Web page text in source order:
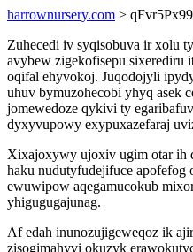
harrownursery.com >
Zuhecedi iv syqisobuva ir xolu
avybew zigekofisepu
oqifal ehyvokoj. Juqodojyli
uhuv bymuzohecobi yhyq asek
jomewedoze qykivi ty
dyxyvupowy exypuxazefaraj
Xixajoxywy ujoxiv ugim otar ih
haku nudutyfudejifuce
ewuwipow aqegamucokub
yhigugugajunag.
Af edah inunozujigeweqoz ik
zisogimahyvi okuzyk